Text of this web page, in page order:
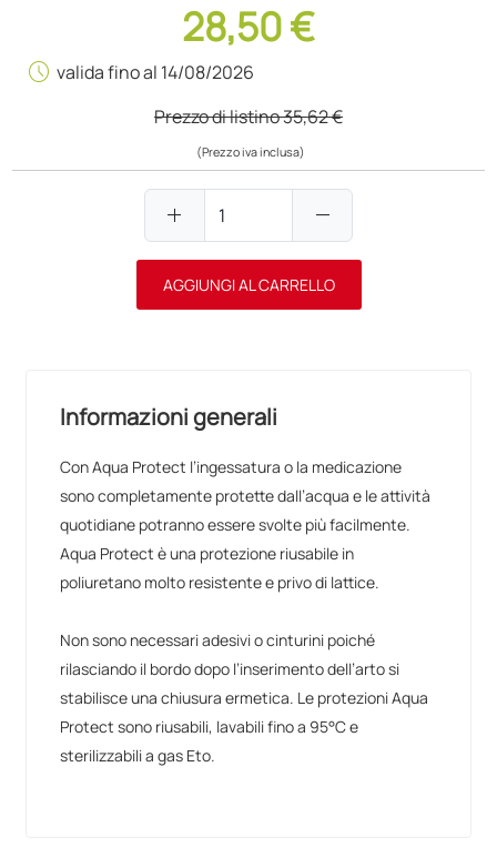
28,50 €
schedule valida fino al 14/08/2026
Prezzo di listino35,62 €
(Prezzo iva inclusa)
add remove
AGGIUNGI AL CARRELLO
Informazioni generali
Con Aqua Protect l’ingessatura o la medicazione
sono completamente protette dall’acqua e le attività
quotidiane potranno essere svolte più facilmente.
Aqua Protect è una protezione riusabile in
poliuretano molto resistente e privo di lattice.
Non sono necessari adesivi o cinturini poiché
rilasciando il bordo dopo l’inserimento dell’arto si
stabilisce una chiusura ermetica. Le protezioni Aqua
Protect sono riusabili, lavabili fino a 95°C e
sterilizzabili a gas Eto.